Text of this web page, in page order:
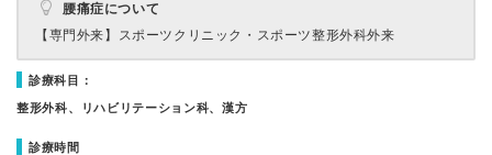
腰痛症について
【専門外来】 スポーツクリニック・スポーツ整形外科外来
診療科目：
整形外科、リハビリテーション科、漢方
診療時間